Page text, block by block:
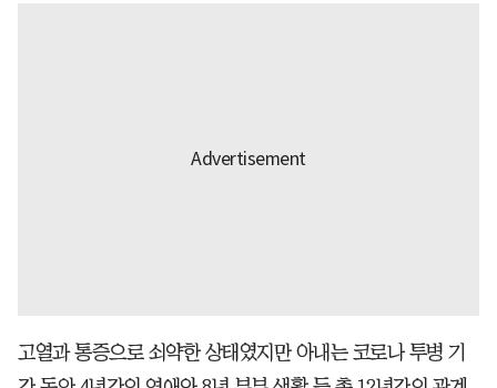
고열과 통증으로 쇠약한 상태였지만 아내는 코로나 투병 기